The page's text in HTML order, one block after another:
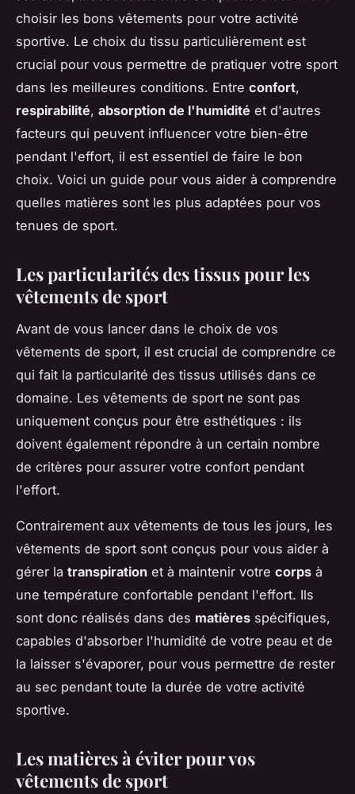
choisir les bons vêtements pour votre activité
sportive. Le choix du tissu particulièrement est
crucial pour vous permettre de pratiquer votre sport
dans les meilleures conditions. Entre confort,
respirabilité, absorption de l'humidité et d'autres
facteurs qui peuvent influencer votre bien-être
pendant l'effort, il est essentiel de faire le bon
choix. Voici un guide pour vous aider à comprendre
quelles matières sont les plus adaptées pour vos
tenues de sport.
Les particularités des tissus pour les
vêtements de sport
Avant de vous lancer dans le choix de vos
vêtements de sport, il est crucial de comprendre ce
qui fait la particularité des tissus utilisés dans ce
domaine. Les vêtements de sport ne sont pas
uniquement conçus pour être esthétiques : ils
doivent également répondre à un certain nombre
de critères pour assurer votre confort pendant
l'effort.
Contrairement aux vêtements de tous les jours, les
vêtements de sport sont conçus pour vous aider à
gérer la transpiration et à maintenir votre corps à
une température confortable pendant l'effort. Ils
sont donc réalisés dans des matières spécifiques,
capables d'absorber l'humidité de votre peau et de
la laisser s'évaporer, pour vous permettre de rester
au sec pendant toute la durée de votre activité
sportive.
Les matières à éviter pour vos
vêtements de sport